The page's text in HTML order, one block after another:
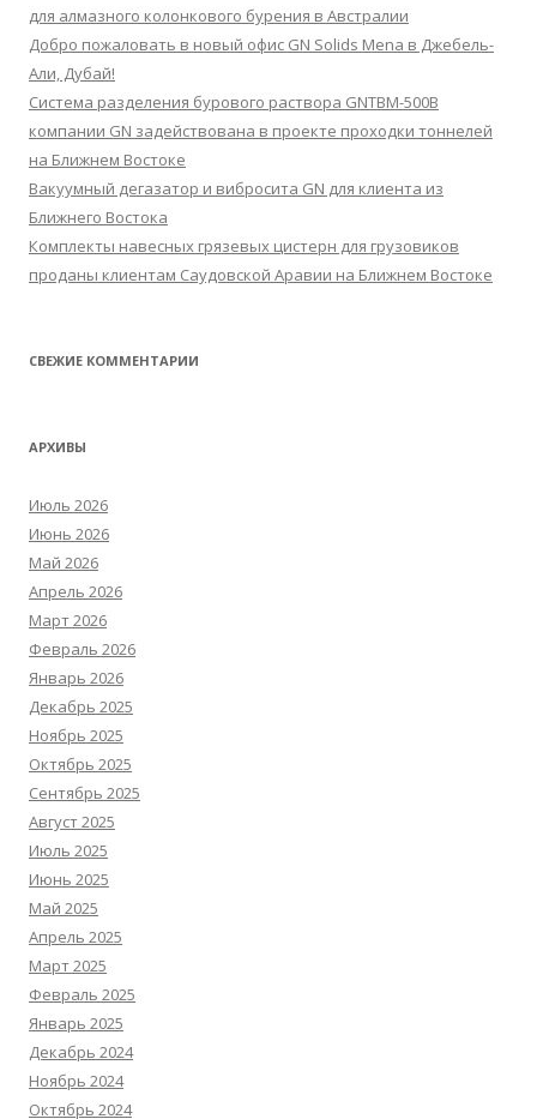
для алмазного колонкового бурения в Австралии
Добро пожаловать в новый офис GN Solids Mena в Джебель-
Али, Дубай!
Система разделения бурового раствора GNTBM-500B
компании GN задействована в проекте проходки тоннелей
на Ближнем Востоке
Вакуумный дегазатор и вибросита GN для клиента из
Ближнего Востока
Комплекты навесных грязевых цистерн для грузовиков
проданы клиентам Саудовской Аравии на Ближнем Востоке
СВЕЖИЕ КОММЕНТАРИИ
АРХИВЫ
Июль 2026
Июнь 2026
Май 2026
Апрель 2026
Март 2026
Февраль 2026
Январь 2026
Декабрь 2025
Ноябрь 2025
Октябрь 2025
Сентябрь 2025
Август 2025
Июль 2025
Июнь 2025
Май 2025
Апрель 2025
Март 2025
Февраль 2025
Январь 2025
Декабрь 2024
Ноябрь 2024
Октябрь 2024